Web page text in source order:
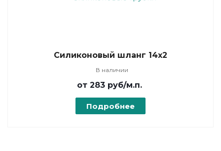
Силиконовый шланг 14х2
В наличии
от 283 руб/м.п.
Подробнее